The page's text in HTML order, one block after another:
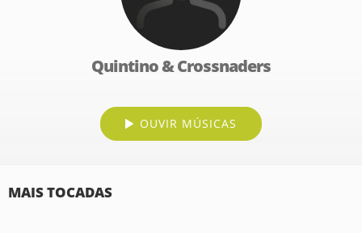
Quintino & Crossnaders
OUVIR MÚSICAS
MAIS TOCADAS